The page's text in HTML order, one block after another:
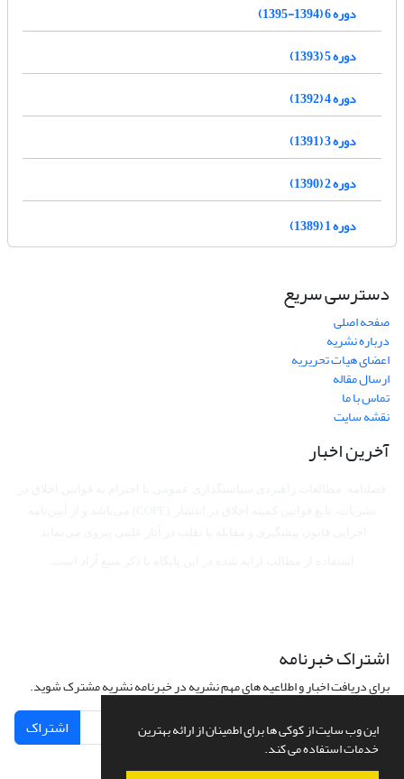
این وب سایت از کوکی ها برای اطمینان از ارائه بهترین
خدمات استفاده می کند.
دوره 6 (1394-1395)
دوره 5 (1393)
دوره 4 (1392)
دوره 3 (1391)
دوره 2 (1390)
دوره 1 (1389)
دسترسی سریع
صفحه اصلی
درباره نشریه
اعضای هیات تحریریه
ارسال مقاله
تماس با ما
نقشه سایت
آخرین اخبار
اشتراک خبرنامه
برای دریافت اخبار و اطلاعیه های مهم نشریه در خبرنامه نشریه مشترک شوید.
اشتراک